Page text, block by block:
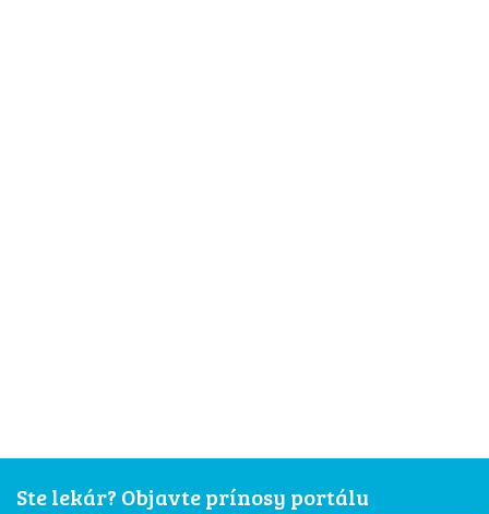
Ste lekár? Objavte prínosy portálu